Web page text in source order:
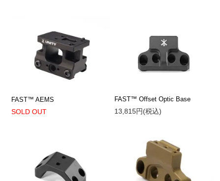
FAST™ AEMS
SOLD OUT
FAST™ Offset Optic Base
13,815円(税込)